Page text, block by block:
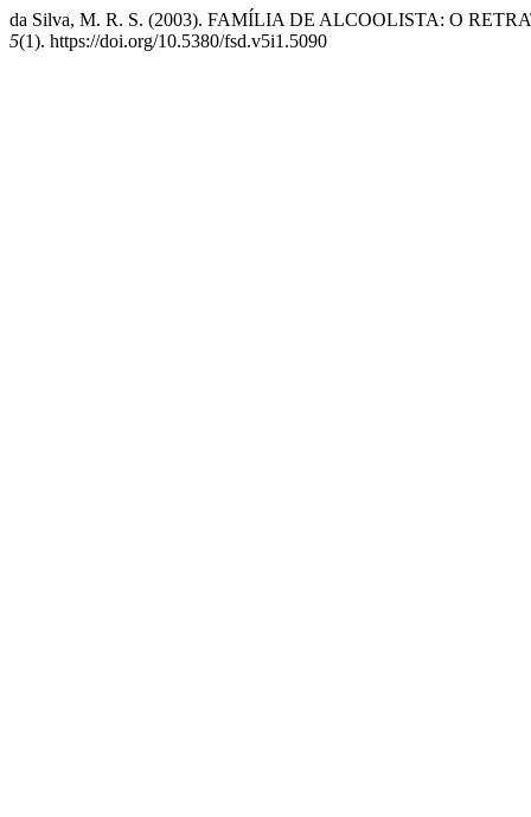
da Silva, M. R. S. (2003). FAMÍLIA DE ALCOOLISTA: O
5(1). https://doi.org/10.5380/fsd.v5i1.5090